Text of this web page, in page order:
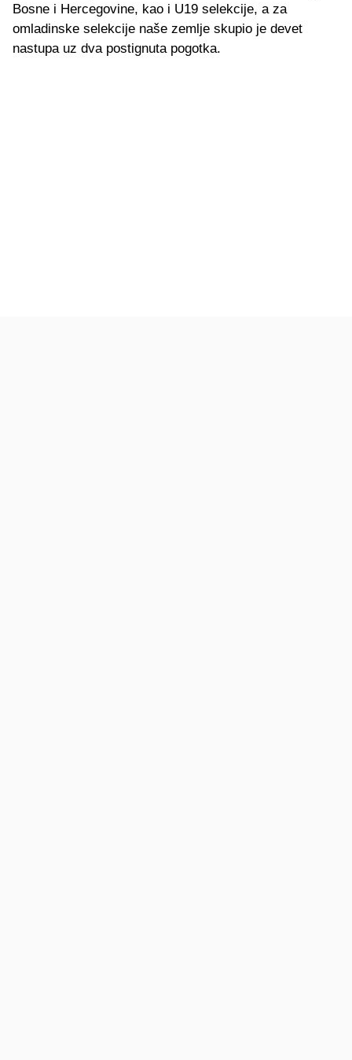
Bosne i Hercegovine, kao i U19 selekcije, a za
omladinske selekcije naše zemlje skupio je devet
nastupa uz dva postignuta pogotka.